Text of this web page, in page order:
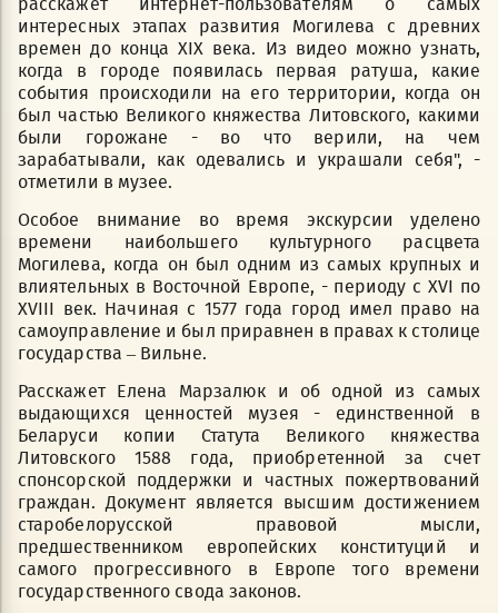
интересных этапах развития Могилева с древних
времен до конца XIX века. Из видео можно узнать,
когда в городе появилась первая ратуша, какие
события происходили на его территории, когда он
был частью Великого княжества Литовского, какими
были горожане - во что верили, на чем
зарабатывали, как одевались и украшали себя", -
отметили в музее.
Особое внимание во время экскурсии уделено
времени наибольшего культурного расцвета
Могилева, когда он был одним из самых крупных и
влиятельных в Восточной Европе, - периоду с XVI по
XVIIІ век. Начиная с 1577 года город имел право на
самоуправление и был приравнен в правах к столице
государства – Вильне.
Расскажет Елена Марзалюк и об одной из самых
выдающихся ценностей музея - единственной в
Беларуси копии Статута Великого княжества
Литовского 1588 года, приобретенной за счет
спонсорской поддержки и частных пожертвований
граждан. Документ является высшим достижением
старобелорусской правовой мысли,
предшественником европейских конституций и
самого прогрессивного в Европе того времени
государственного свода законов.